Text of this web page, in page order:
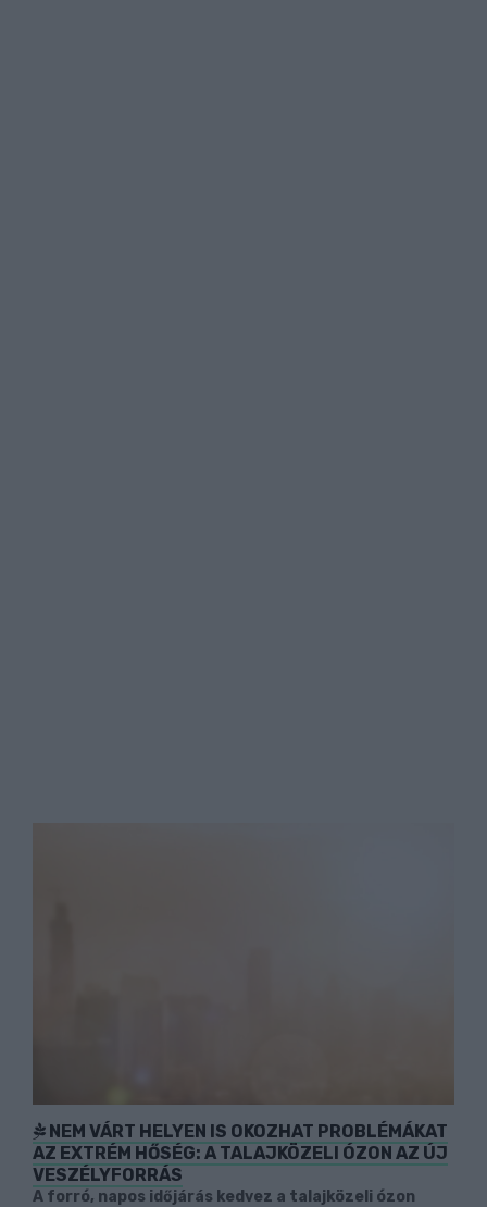
NEM VÁRT HELYEN IS OKOZHAT PROBLÉMÁKAT
AZ EXTRÉM HŐSÉG: A TALAJKÖZELI ÓZON AZ ÚJ
VESZÉLYFORRÁS
A forró, napos időjárás kedvez a talajközeli ózon